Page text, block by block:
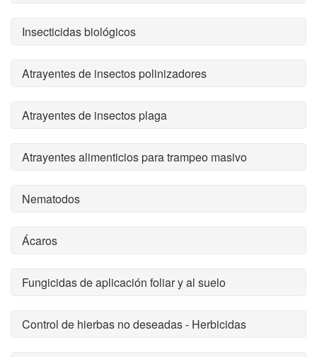
Insecticidas biológicos
Atrayentes de insectos polinizadores
Atrayentes de insectos plaga
Atrayentes alimenticios para trampeo masivo
Nematodos
Ácaros
Fungicidas de aplicación foliar y al suelo
Control de hierbas no deseadas - Herbicidas